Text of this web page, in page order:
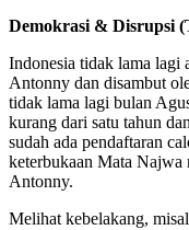
Demokrasi & Disrupsi
Indonesia tidak lama lagi
Antonny dan disambut
tidak lama lagi bulan
kurang dari satu tahun
sudah ada pendaftaran
keterbukaan Mata Najwa
Antonny.
Melihat kebelakang,